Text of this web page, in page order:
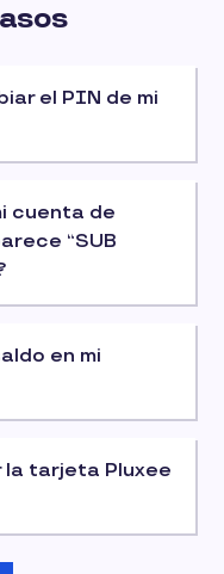
el PIN de mi
cuenta de
“SUB
en mi
la tarjeta Pluxee